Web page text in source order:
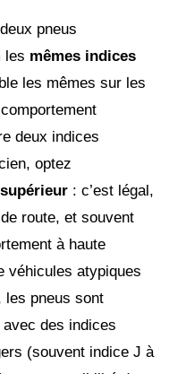
pneus
les mêmes indices
les mêmes sur les
deux indices
optez
supérieur : c’est légal,
route, et souvent
à haute
véhicules atypiques
les pneus sont
des indices
(souvent indice J à